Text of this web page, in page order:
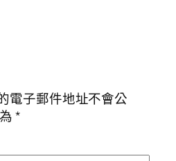
電子郵件地址不會公
*